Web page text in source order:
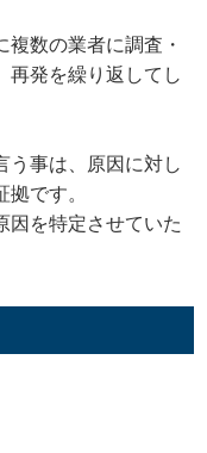
複数の業者に調査・
再発を繰り返してし
う事は、原因に対し
です。
因を特定させていた